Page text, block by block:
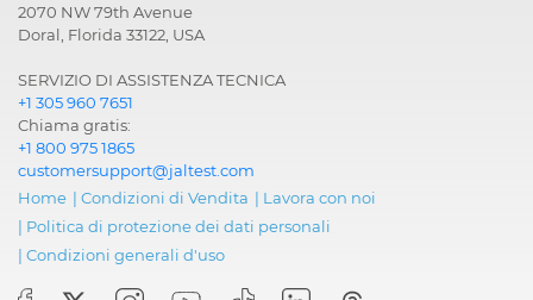
2070 NW 79th Avenue
Doral, Florida 33122, USA
SERVIZIO DI ASSISTENZA TECNICA
+1 305 960 7651
Chiama gratis:
+1 800 975 1865
customersupport@jaltest.com
Home | Condizioni di Vendita | Lavora con noi
| Politica di protezione dei dati personali
| Condizioni generali d'uso